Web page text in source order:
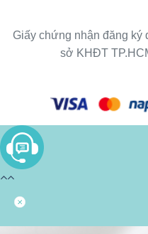
Giấy chứng nhận đăng ký
sở KHĐT